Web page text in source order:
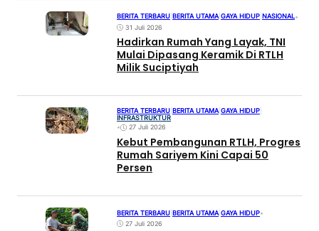
BERITA TERBARU BERITA UTAMA GAYA HIDUP NASIONAL•
31 Juli 2026
Hadirkan Rumah Yang Layak, TNI
Mulai Dipasang Keramik Di RTLH
Milik Suciptiyah
BERITA TERBARU BERITA UTAMA|GAYA HIDUP
INFRASTRUKTUR
•
27 Juli 2026
Kebut Pembangunan RTLH, Progres
Rumah Sariyem Kini Capai 50
Persen
BERITA TERBARU BERITA UTAMA GAYA HIDUP•
27 Juli 2026